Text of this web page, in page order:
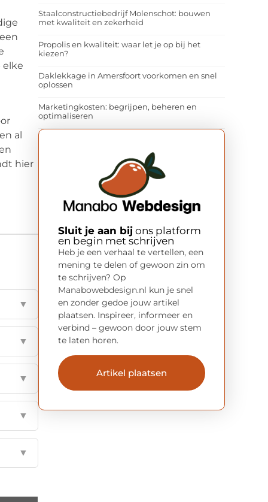
elke
al
hier
▼
▼
▼
▼
▼
Staalconstructiebedrijf Molenschot: bouwen
met kwaliteit en zekerheid
Propolis en kwaliteit: waar let je op bij het
kiezen?
Daklekkage in Amersfoort voorkomen en snel
oplossen
Marketingkosten: begrijpen, beheren en
optimaliseren
Sluit je aan bij ons platform
en begin met schrijven
Heb je een verhaal te vertellen, een
mening te delen of gewoon zin om
te schrijven? Op
Manabowebdesign.nl kun je snel
en zonder gedoe jouw artikel
plaatsen. Inspireer, informeer en
verbind – gewoon door jouw stem
te laten horen.
Artikel plaatsen